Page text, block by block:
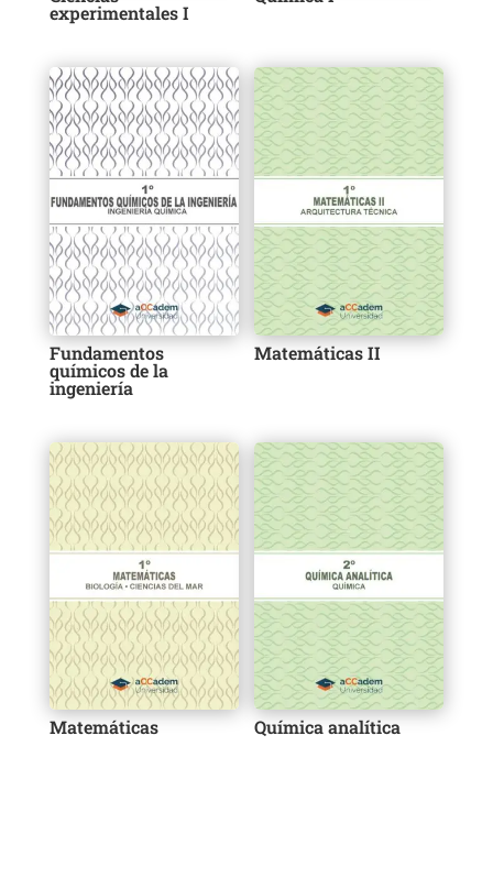
experimentales I
Fundamentos
químicos de la
ingeniería
Matemáticas II
Matemáticas Química analítica